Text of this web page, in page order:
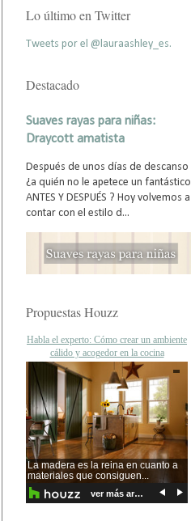
Lo último en Twitter
Tweets por el @lauraashley_es.
Destacado
Suaves rayas para niñas:
Draycott amatista
Después de unos días de descanso
¿a quién no le apetece un fantástico
ANTES Y DESPUÉS ? Hoy volvemos a
contar con el estilo d...
Propuestas Houzz
Habla el experto: Cómo crear un ambiente
cálido y acogedor en la cocina